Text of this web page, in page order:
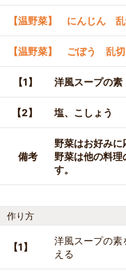
【温野菜】 にんじん 乱
【温野菜】 ごぼう 乱切
【1】 洋風スープの素
【2】 塩、こしょう
備考
野菜はお好みに
野菜は他の料理
す。
作り方
【1】
洋風スープの素
える